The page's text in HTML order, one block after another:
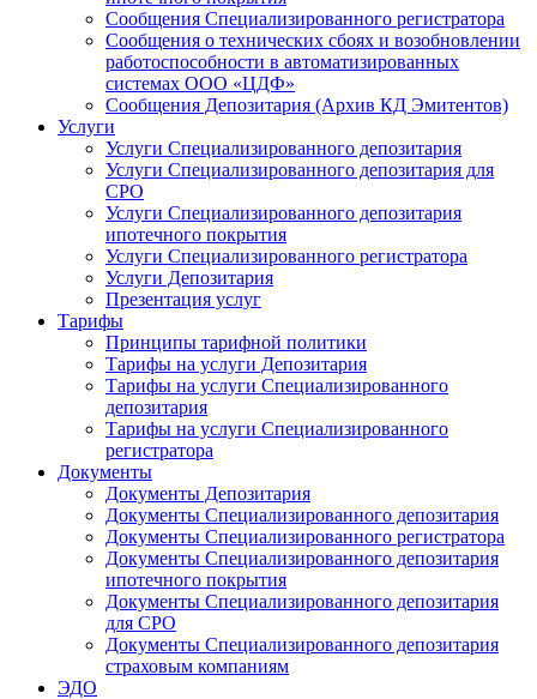
Сообщения Специализированного регистратора
Сообщения о технических сбоях и возобновлении
работоспособности в автоматизированных
системах ООО «ЦДФ»
Сообщения Депозитария (Архив КД Эмитентов)
Услуги
Услуги Специализированного депозитария
Услуги Специализированного депозитария для
СРО
Услуги Специализированного депозитария
ипотечного покрытия
Услуги Специализированного регистратора
Услуги Депозитария
Презентация услуг
Тарифы
Принципы тарифной политики
Тарифы на услуги Депозитария
Тарифы на услуги Специализированного
депозитария
Тарифы на услуги Специализированного
регистратора
Документы
Документы Депозитария
Документы Специализированного депозитария
Документы Специализированного регистратора
Документы Специализированного депозитария
ипотечного покрытия
Документы Специализированного депозитария
для СРО
Документы Специализированного депозитария
страховым компаниям
ЭДО